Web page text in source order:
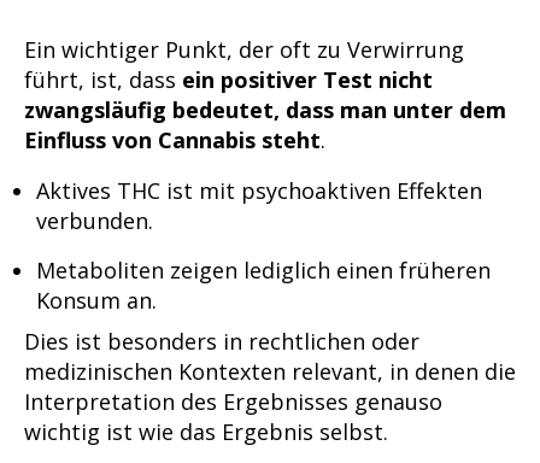
Ein wichtiger Punkt, der oft zu Verwirrung
führt, ist, dass ein positiver Test nicht
zwangsläufig bedeutet, dass man unter dem
Einfluss von Cannabis steht.
Aktives THC ist mit psychoaktiven Effekten
verbunden.
Metaboliten zeigen lediglich einen früheren
Konsum an.
Dies ist besonders in rechtlichen oder
medizinischen Kontexten relevant, in denen die
Interpretation des Ergebnisses genauso
wichtig ist wie das Ergebnis selbst.